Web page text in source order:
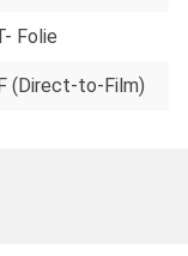
Folie
(Direct-to-Film)